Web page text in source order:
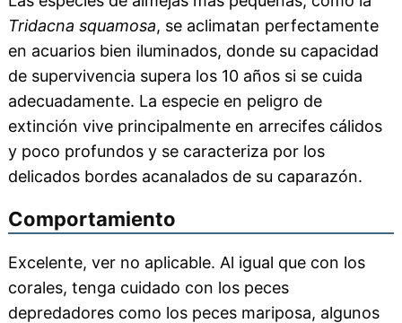
Tridacna squamosa, se aclimatan perfectamente
en acuarios bien iluminados, donde su capacidad
de supervivencia supera los 10 años si se cuida
adecuadamente. La especie en peligro de
extinción vive principalmente en arrecifes cálidos
y poco profundos y se caracteriza por los
delicados bordes acanalados de su caparazón.
Comportamiento
Excelente, ver no aplicable. Al igual que con los
corales, tenga cuidado con los peces
depredadores como los peces mariposa, algunos